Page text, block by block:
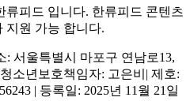
피드 입니다. 한류피드 콘텐츠
지원 가능 합니다.
: 서울특별시 마포구 연남로13,
소년보호책임자: 고은비| 제호:
| 등록일: 2025년 11월 21일